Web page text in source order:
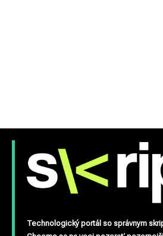
Technologický portál so správnym